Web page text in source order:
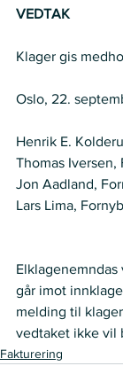
VEDTAK
Klager gis
Oslo, 22.
Henrik E.
Thomas Iversen,
Jon Aadland,
Lars Lima,
går imot
melding til
vedtaket ikke vil
Fakturering